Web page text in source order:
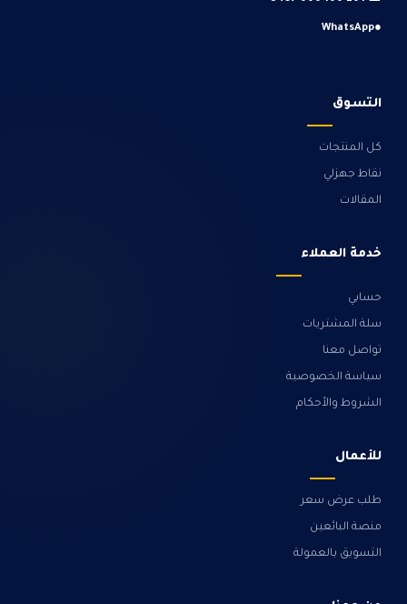
●
WhatsApp
التسوق
كل المنتجات
نقاط جهزلي
المقالات
خدمة العملاء
حسابي
سلة المشتريات
تواصل معنا
سياسة الخصوصية
الشروط والأحكام
للأعمال
طلب عرض سعر
منصة البائعين
التسويق بالعمولة